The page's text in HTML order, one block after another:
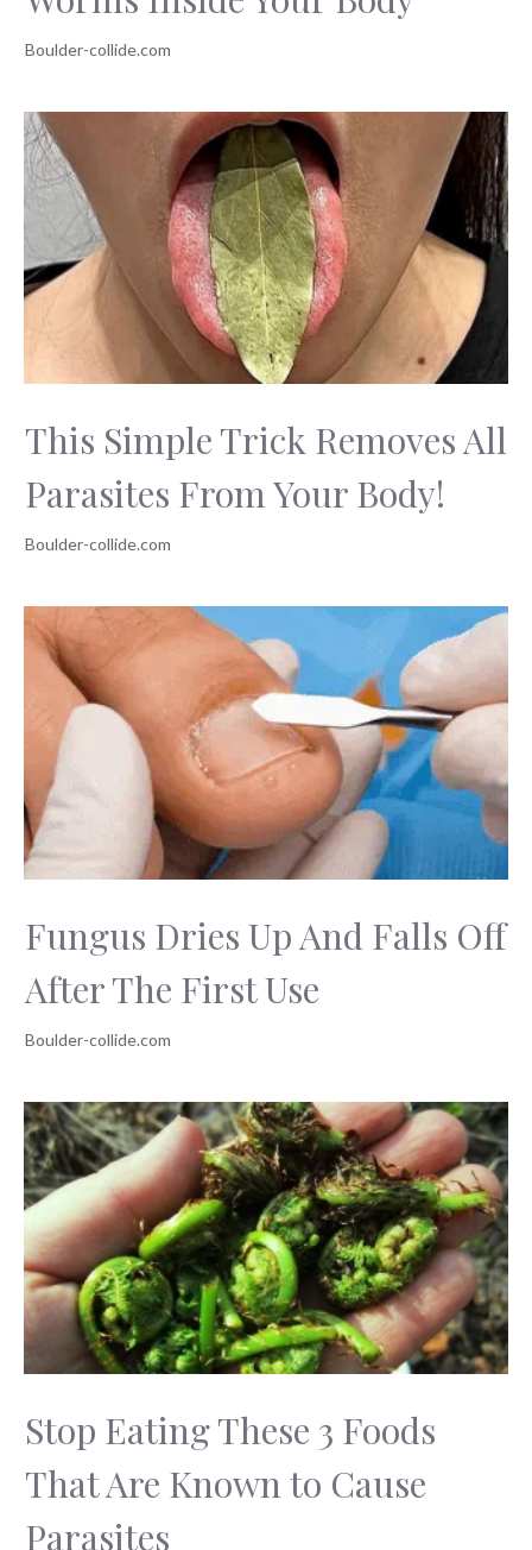
This Simple Trick Removes All
Parasites From Your Body!
Fungus Dries Up And Falls Off
After The First Use
Stop Eating These 3 Foods
That Are Known to Cause
Parasites